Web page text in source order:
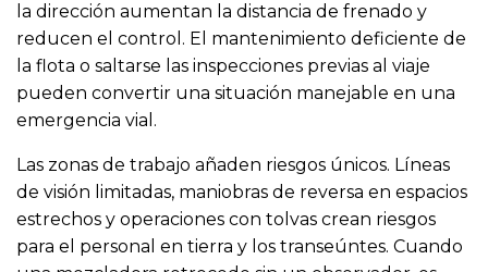
la dirección aumentan la distancia de frenado y
reducen el control. El mantenimiento deficiente de
la flota o saltarse las inspecciones previas al viaje
pueden convertir una situación manejable en una
emergencia vial.
Las zonas de trabajo añaden riesgos únicos. Líneas
de visión limitadas, maniobras de reversa en espacios
estrechos y operaciones con tolvas crean riesgos
para el personal en tierra y los transeúntes. Cuando